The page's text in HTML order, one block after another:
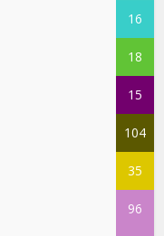
16
18
15
104
35
96